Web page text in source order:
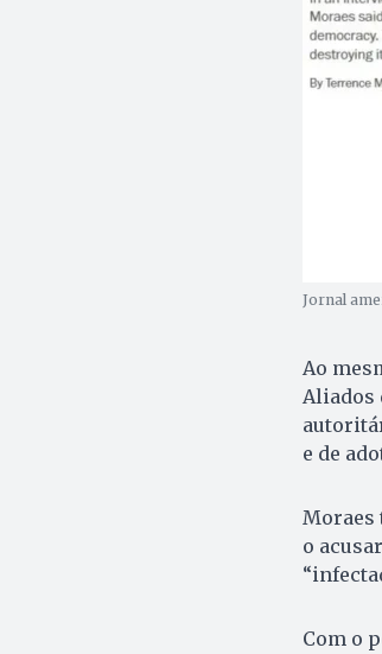
Jornal
Ao
Aliados
e de
Moraes
o
Com o